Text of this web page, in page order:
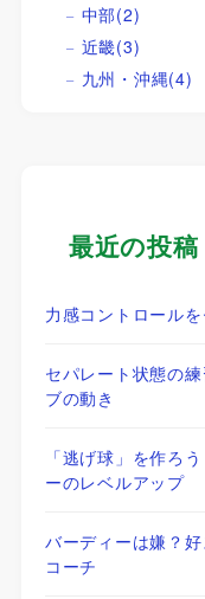
中部(2)
近畿(3)
九州・沖縄(4)
最近の投稿
力感コントロール
セパレート状態の
ブの動き
「逃げ球」を作ろ
ーのレベルアップ
バーディーは嫌？
コーチ